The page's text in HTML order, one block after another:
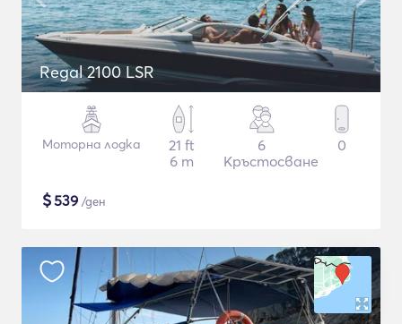
Regal 2100 LSR
Моторна лодка
21 ft
6 m
6
Кръстосване
0
$539 /ден